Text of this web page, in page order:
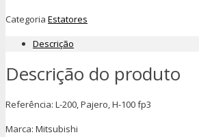
Categoria Estatores
Descrição
Descrição do produto
Referência: L-200, Pajero, H-100 fp3
Marca: Mitsubishi